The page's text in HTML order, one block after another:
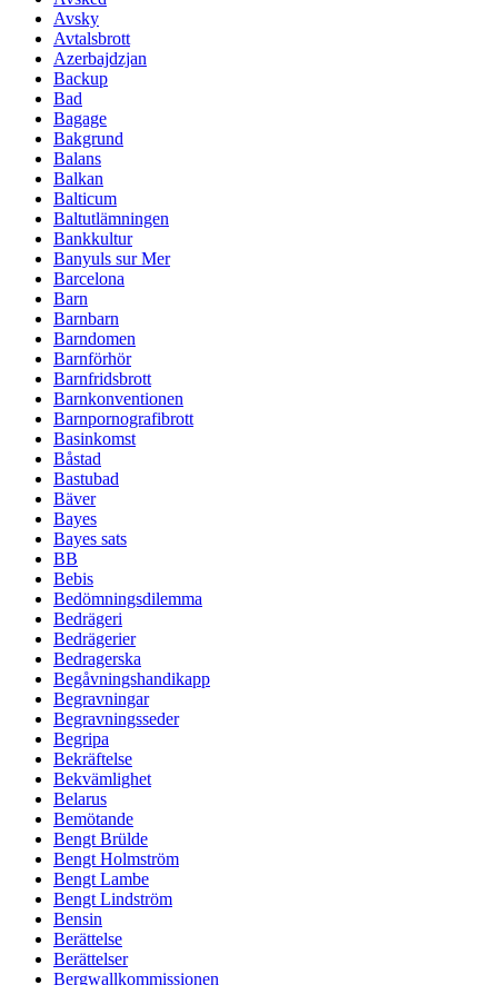
Avsky
Avtalsbrott
Azerbajdzjan
Backup
Bad
Bagage
Bakgrund
Balans
Balkan
Balticum
Baltutlämningen
Bankkultur
Banyuls sur Mer
Barcelona
Barn
Barnbarn
Barndomen
Barnförhör
Barnfridsbrott
Barnkonventionen
Barnpornografibrott
Basinkomst
Båstad
Bastubad
Bäver
Bayes
Bayes sats
BB
Bebis
Bedömningsdilemma
Bedrägeri
Bedrägerier
Bedragerska
Begåvningshandikapp
Begravningar
Begravningsseder
Begripa
Bekräftelse
Bekvämlighet
Belarus
Bemötande
Bengt Brülde
Bengt Holmström
Bengt Lambe
Bengt Lindström
Bensin
Berättelse
Berättelser
Bergwallkommissionen